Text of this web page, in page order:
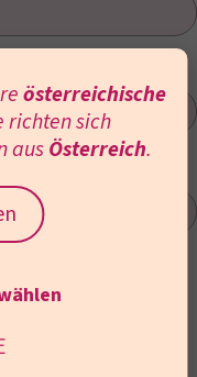
diesem Browser für
österreichische
richten sich
ausÖsterreich.